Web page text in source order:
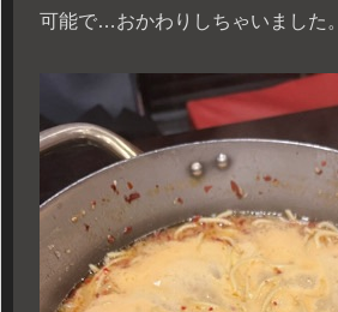
可能で…おかわりしちゃいました。